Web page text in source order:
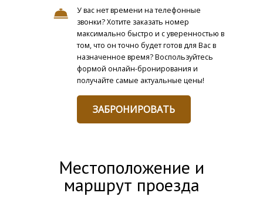
У вас нет времени на телефонные
звонки? Хотите заказать номер
максимально быстро и с уверенностью в
том, что он точно будет готов для Вас в
назначенное время? Воспользуйтесь
формой онлайн-бронирования и
получайте самые актуальные цены!
ЗАБРОНИРОВАТЬ
Местоположение и
маршрут проезда